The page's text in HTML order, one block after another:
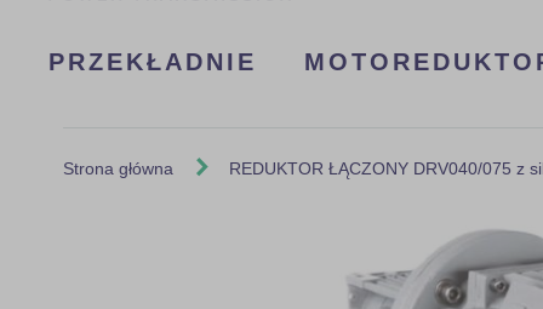
PRZEKŁADNIE
Strona główna REDUKTOR ŁĄCZONY DRV040/075 z